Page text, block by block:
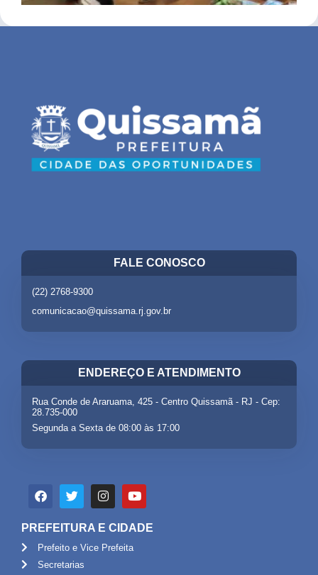
FALE CONOSCO
(22) 2768-9300
comunicacao@quissama.rj.gov.br
ENDEREÇO E ATENDIMENTO
Rua Conde de Araruama, 425 - Centro Quissamã - RJ - Cep:
28.735-000
Segunda a Sexta de 08:00 às 17:00
PREFEITURA E CIDADE
Prefeito e Vice Prefeita
Secretarias